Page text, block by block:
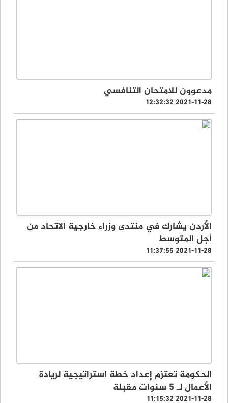
مدعوون للامتحان التنافسي
2021-11-28 12:32:32
الأردن يشارك في منتدى وزراء خارجية الاتحاد من
أجل المتوسط
2021-11-28 11:37:55
الحكومة تعتزم إعداد خطة استراتيجية لريادة
الأعمال لـ 5 سنوات مقبلة
2021-11-28 11:15:32